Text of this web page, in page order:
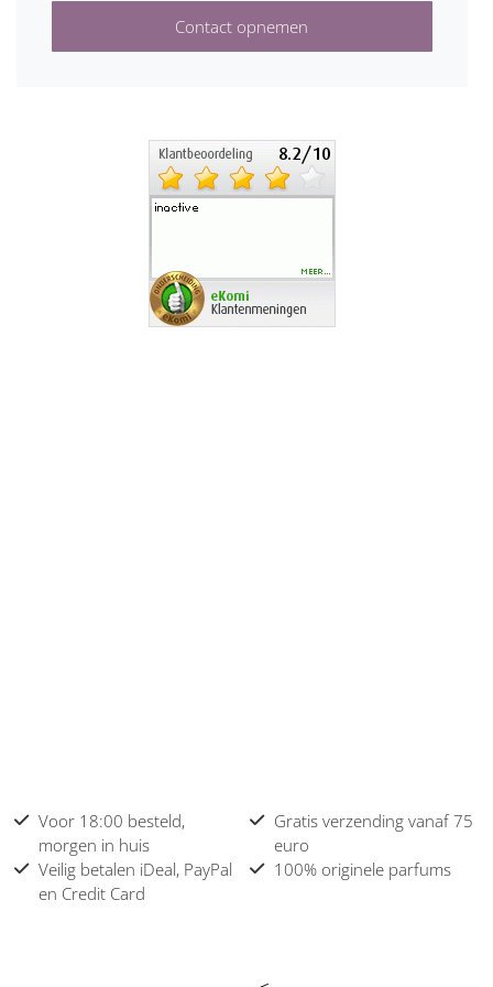
Contact opnemen
Voor 18:00 besteld,
morgen in huis
Gratis verzending vanaf 75
euro
Veilig betalen iDeal, PayPal
en Credit Card
100% originele parfums